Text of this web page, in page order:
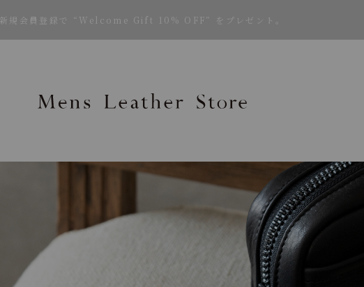
新規会員登録で “Welcome Gift 10% OFF” をプレゼント。